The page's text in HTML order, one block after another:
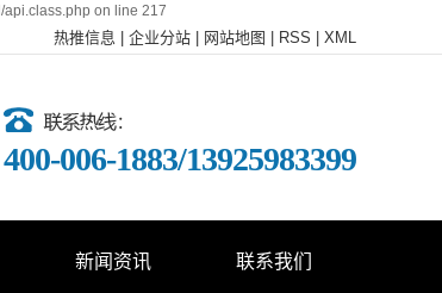
on line 217
热推信息 企业分站 网站地图 RSS XML
400-006-1883/13925983399
新闻资讯 联系我们